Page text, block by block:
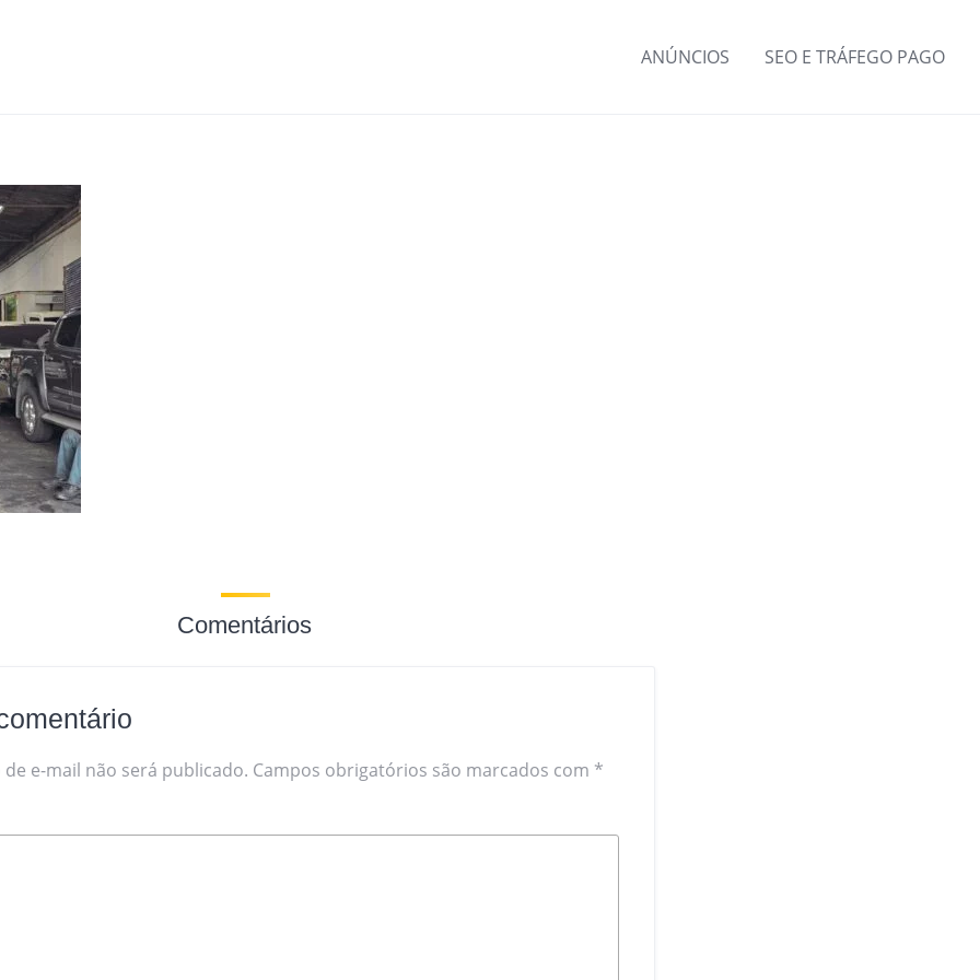
ANÚNCIOS SEO E TRÁFEGO PAGO
Comentários
de e-mail não será publicado. Campos obrigatórios são marcados com *